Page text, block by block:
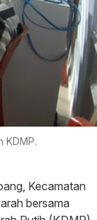
KDMP.
Kecamatan
bersama